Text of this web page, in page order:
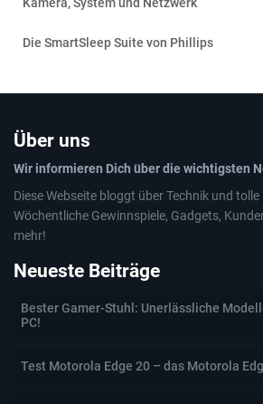
Die SmartSleep Suite von Phillips
Über uns
Wir informieren Dich über die wichtigsten
Diese Webseite bloggt über Technik und
Wöchentliche Gewinnspiele, Gadgets,
mehr!
Neueste Beiträge
Bester Gamer-Stuhl: Unerlässliche
PC!
Test Motorola Edge 20 – das Motorola